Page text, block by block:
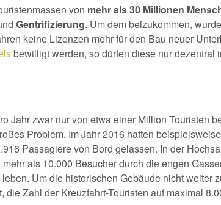
von mehr als 30 Millionen
Gentrifizierung. Um dem beizukommen,
keine Lizenzen mehr für den Bau neuer
bewilligt werden, so dürfen diese nur dezentral
Jahr zwar nur von etwa einer Million Touristen
Problem. Im Jahr 2016 hatten
Passagiere von Bord gelassen. In der
als 10.000 Besucher durch die engen
Um die historischen Gebäude nicht weiter
Zahl der Kreuzfahrt-Touristen auf maximal